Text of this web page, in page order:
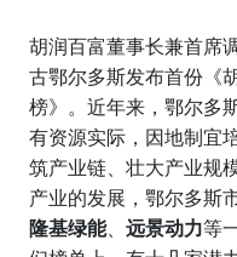
胡润百富董事长兼首席
古鄂尔多斯发布首份《
榜》。近年来，鄂尔多
有资源实际，因地制宜
筑产业链、壮大产业规
产业的发展，鄂尔多斯
隆基绿能、 远景动力等